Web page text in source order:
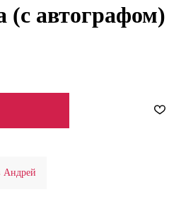
(с автографом)
Андрей